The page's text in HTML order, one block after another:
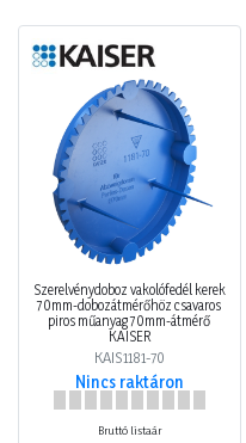
Szerelvénydoboz vakolófedél kerek
70mm-dobozátmérőhöz csavaros
piros műanyag 70mm-átmérő
KAISER
KAIS1181-70
Nincs raktáron
Bruttó listaár